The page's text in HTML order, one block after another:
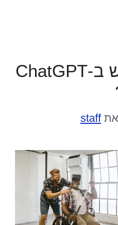
איך להשתמש ב-ChatGPT
staff